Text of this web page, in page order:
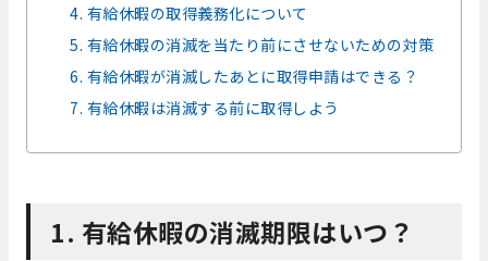
4. 有給休暇の取得義務化について
5. 有給休暇の消滅を当たり前にさせないための対策
6. 有給休暇が消滅したあとに取得申請はできる？
7. 有給休暇は消滅する前に取得しよう
1. 有給休暇の消滅期限はいつ？